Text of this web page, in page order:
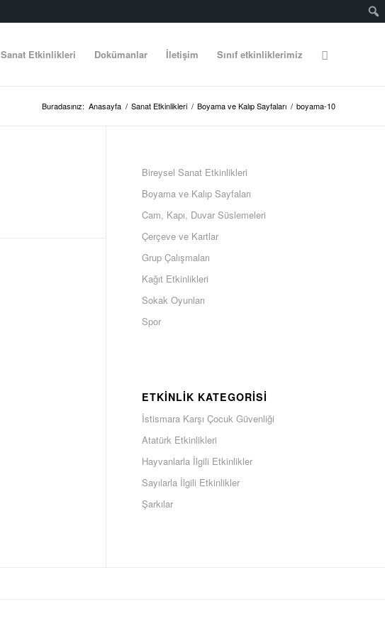
Sanat Etkinlikleri Dokümanlar İletişim Sınıf etkinliklerimiz
Buradasınız: Anasayfa / Sanat Etkinlikleri / Boyama ve Kalıp Sayfaları / boyama-10
Bireysel Sanat Etkinlikleri
Boyama ve Kalıp Sayfaları
Cam, Kapı, Duvar Süslemeleri
Çerçeve ve Kartlar
Grup Çalışmaları
Kağıt Etkinlikleri
Sokak Oyunları
Spor
ETKINLIK KATEGORISI
İstismara Karşı Çocuk Güvenliği
Atatürk Etkinlikleri
Hayvanlarla İlgili Etkinlikler
Sayılarla İlgili Etkinlikler
Şarkılar